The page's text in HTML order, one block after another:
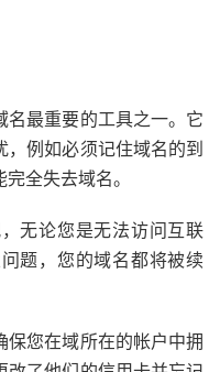
名最重要的工具之一。它
，例如必须记住域名的到
全失去域名。
无论您是无法访问互联
题，您的域名都将被续
保您在域所在的帐户中拥